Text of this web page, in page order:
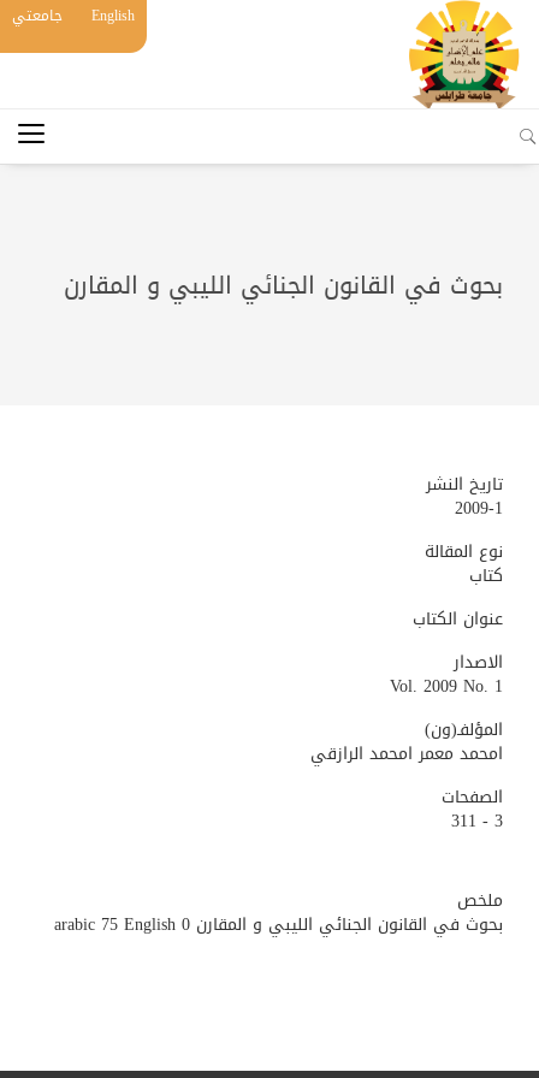
English جامعتي
بحوث في القانون الجنائي الليبي و المقارن
تاريخ النشر
2009-1
نوع المقالة
كتاب
عنوان الكتاب
الاصدار
Vol. 2009 No. 1
المؤلفـ(ون)
امحمد معمر امحمد الرازقي
الصفحات
3 - 311
ملخص
بحوث في القانون الجنائي الليبي و المقارن arabic 75 English 0